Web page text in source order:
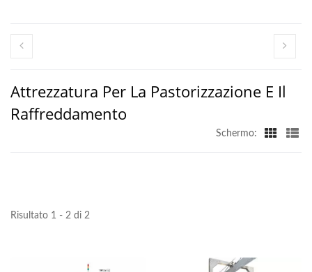
Attrezzatura Per La Pastorizzazione E Il
Raffreddamento
Schermo:
Risultato 1 - 2 di 2